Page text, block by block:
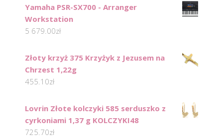
Yamaha PSR-SX700 - Arranger
Workstation
5 679.00zł
Złoty krzyż 375 Krzyżyk z Jezusem na
Chrzest 1,22g
455.10zł
Lovrin Złote kolczyki 585 serduszko z
cyrkoniami 1,37 g KOLCZYKI48
725.70zł